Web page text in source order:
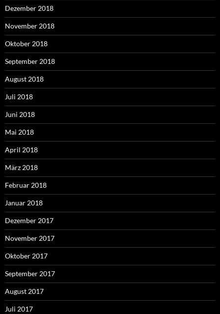
Dezember 2018
November 2018
Oktober 2018
September 2018
August 2018
Juli 2018
Juni 2018
Mai 2018
April 2018
März 2018
Februar 2018
Januar 2018
Dezember 2017
November 2017
Oktober 2017
September 2017
August 2017
Juli 2017